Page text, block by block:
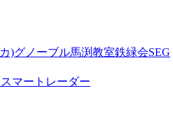
)グノーブル馬渕教室鉄緑会SEG
スマートレーダー